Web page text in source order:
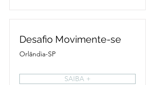
Desafio Movimente-se
Orlândia-SP
SAIBA +